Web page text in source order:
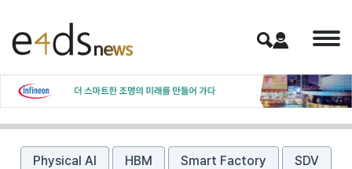
Physical AI HBM Smart Factory SDV